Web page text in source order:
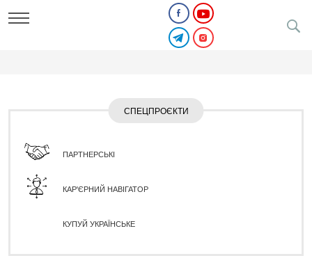
СПЕЦПРОЄКТИ
ПАРТНЕРСЬКІ
КАР'ЄРНИЙ НАВІГАТОР
КУПУЙ УКРАЇНСЬКЕ